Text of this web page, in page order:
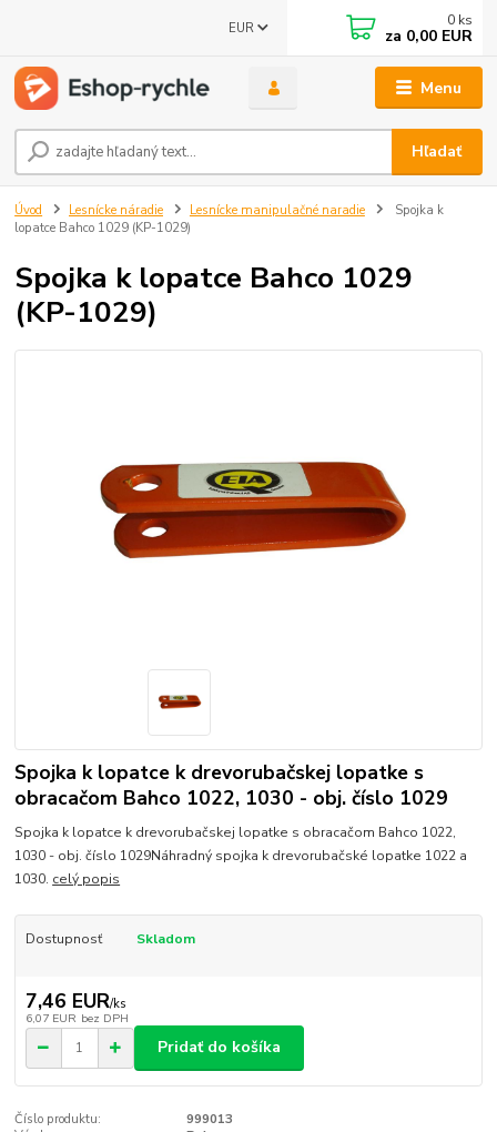
Menu
EUR
Hľadať
0 ks
za 0,00 EUR
Úvod Lesnícke náradie Lesnícke manipulačné naradie
Spojka k
lopatce Bahco 1029 (KP-1029)
Spojka k lopatce Bahco 1029
(KP-1029)
Spojka k lopatce k drevorubačskej lopatke s
obracačom Bahco 1022, 1030 - obj. číslo 1029
Spojka k lopatce k drevorubačskej lopatke s obracačom Bahco 1022,
1030 - obj. číslo 1029Náhradný spojka k drevorubačské lopatke 1022 a
1030. celý popis
Dostupnosť Skladom
7,46 EUR/ks
6,07 EUR bez DPH
Pridať do košíka
Číslo produktu:
999013